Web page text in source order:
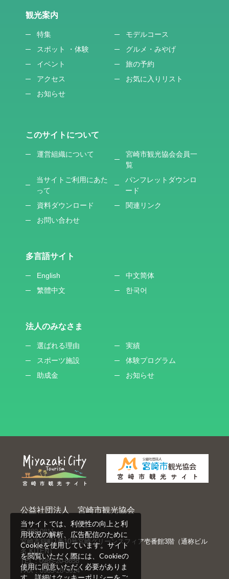
観光案内
特集
モデルコース
スポット ・体験
グルメ・みやげ
イベント
旅の予約
アクセス
お気に入りリスト
お知らせ
このサイトについて
運営組織について
宮崎市観光協会会員一
覧
当サイトご利用にあた
って
パンフレットダウンロ
ード
資料ダウンロード
関連リンク
お問い合わせ
多言語サイト
English
中文简体
繁體中文
한국어
法人のみなさま
選ばれる理由
実績
スポーツ施設
体験プログラム
助成金
お知らせ
公益社団法人 宮崎市観光協会
〒880-0811
宮崎市錦町1番10号宮崎グリーンスフィア壱番館3階（通称ビル
名 KITEN）
TEL：0985-20-8658
FAX：0985-28-3614
当サイトでは、利便性の向上と利
用状況の解析、広告配信のために
Cookieを使用しています。サイト
を閲覧いただく際には、Cookieの
使用に同意いただく必要がありま
す。詳細はクッキーポリシーをご